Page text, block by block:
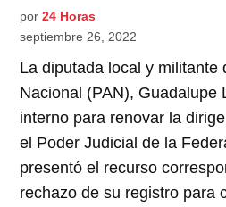
por 24 Horas
septiembre 26, 2022
La diputada local y militante
Nacional (PAN), Guadalupe
interno para renovar la
el Poder Judicial de la
presentó el recurso
rechazo de su registro para